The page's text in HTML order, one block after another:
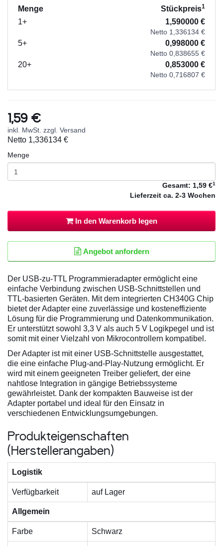
Menge Stückpreis1
1+ 1,590000 €
Netto 1,336134 €
5+ 0,998000 €
Netto 0,838655 €
20+ 0,853000 €
Netto 0,716807 €
1,59 €
inkl. MwSt. zzgl. Versand
Netto 1,336134 €
Menge
Gesamt: 1,59 €1
Lieferzeit ca. 2-3 Wochen
In den Warenkorb legen
Angebot anfordern
Der USB-zu-TTL Programmieradapter ermöglicht eine
einfache Verbindung zwischen USB-Schnittstellen und
TTL-basierten Geräten. Mit dem integrierten CH340G Chip
bietet der Adapter eine zuverlässige und kosteneffiziente
Lösung für die Programmierung und Datenkommunikation.
Er unterstützt sowohl 3,3 V als auch 5 V Logikpegel und ist
somit mit einer Vielzahl von Mikrocontrollern kompatibel.
Der Adapter ist mit einer USB-Schnittstelle ausgestattet,
die eine einfache Plug-and-Play-Nutzung ermöglicht. Er
wird mit einem geeigneten Treiber geliefert, der eine
nahtlose Integration in gängige Betriebssysteme
gewährleistet. Dank der kompakten Bauweise ist der
Adapter portabel und ideal für den Einsatz in
verschiedenen Entwicklungsumgebungen.
Produkteigenschaften
(Herstellerangaben)
Logistik
Verfügbarkeit auf Lager
Allgemein
Farbe Schwarz